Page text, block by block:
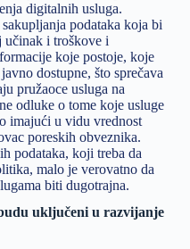
digitalnih usluga.
podataka koja bi
učinak i troškove i
koje postoje, koje
dostupne, što sprečava
pružaoce usluga na
odluke o tome koje usluge
imajući u vidu vrednost
poreskih obveznika.
podataka, koji treba da
malo je verovatno da
biti dugotrajna.
uključeni u razvijanje